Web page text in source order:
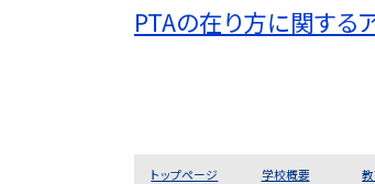
PTAの在り方に関する
トップページ 学校概要